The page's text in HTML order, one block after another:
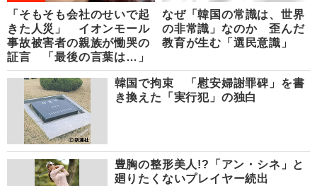
「そもそも会社のせいで起
きた人災」 イオンモール
事故被害者の親族が慟哭の
証言 「最後の言葉は…」
なぜ「韓国の常識は、世界
の非常識」なのか 歪んだ
教育が生む「選民意識」
韓国で拘束 「慰安婦謝罪碑」を書
き換えた「実行犯」の独白
豊胸の整形美人!?「アン・シネ」と
廻りたくないプレイヤー続出